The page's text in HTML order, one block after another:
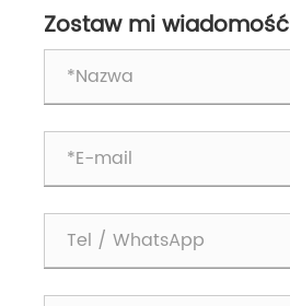
Zostaw mi wiadomość